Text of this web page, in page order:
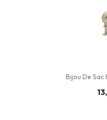
Bijou De Sac